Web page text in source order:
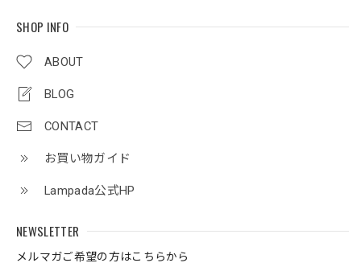
SHOP INFO
ABOUT
BLOG
CONTACT
お買い物ガイド
Lampada公式HP
NEWSLETTER
メルマガご希望の方はこちらから